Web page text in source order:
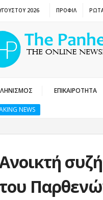
2026 ΠΡΟΦΙΛ
ΕΠΙΚΑΙΡΟΤΗΤΑ
NEWS
του